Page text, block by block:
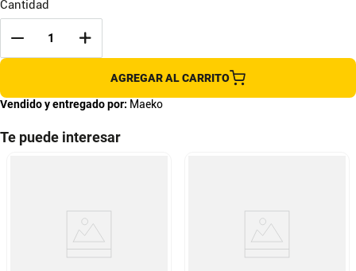
Cantidad
AGREGAR AL CARRITO
Vendido y entregado por: Maeko
Te puede interesar